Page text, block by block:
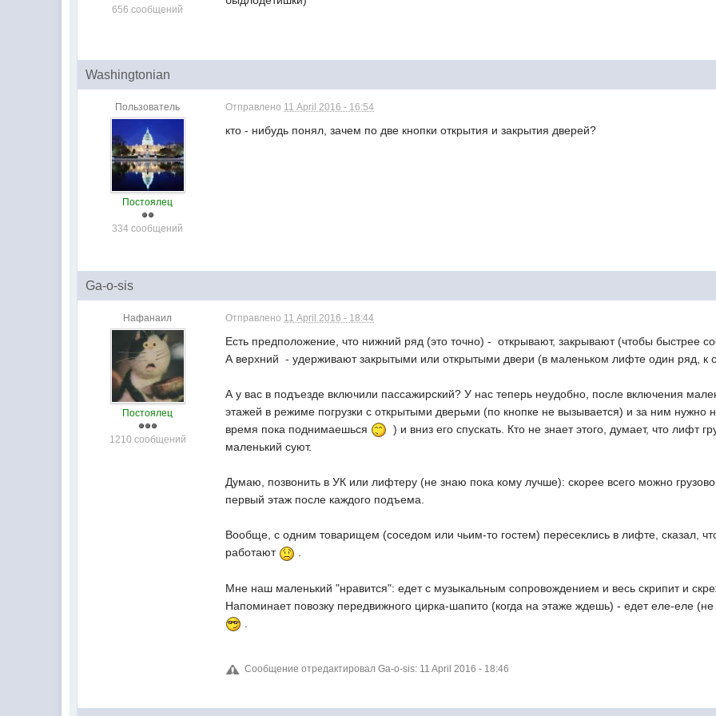
656 сообщений
Washingtonian
Пользователь
Постоялец
334 сообщений
Отправлено 11 April 2016 - 16:54
кто - нибудь понял, зачем по две кнопки открытия и закрытия дверей?
Ga-o-sis
Нафанаил
Постоялец
1210 сообщений
Отправлено 11 April 2016 - 18:44
Есть предположение, что нижний ряд (это точно) - открывают, закрывают (чтобы быстрее
А верхний - удерживают закрытыми или открытыми двери (в маленьком лифте один ряд, к
А у вас в подъезде включили пассажирский? У нас теперь неудобно, после включения
этажей в режиме погрузки с открытыми дверьми (по кнопке не вызывается) и за ним нужно
время пока поднимаешься
) и вниз его спускать. Кто не знает этого, думает, что лифт
маленький суют.
Думаю, позвонить в УК или лифтеру (не знаю пока кому лучше): скорее всего можно
первый этаж после каждого подъема.
Вообще, с одним товарищем (соседом или чьим-то гостем) пересеклись в лифте, сказал,
работают
.
Мне наш маленький "нравится": едет с музыкальным сопровождением и весь скрипит и
Напоминает повозку передвижного цирка-шапито (когда на этаже ждешь) - едет еле-еле
Сообщение отредактировал Ga-o-sis: 11 April 2016 - 18:46